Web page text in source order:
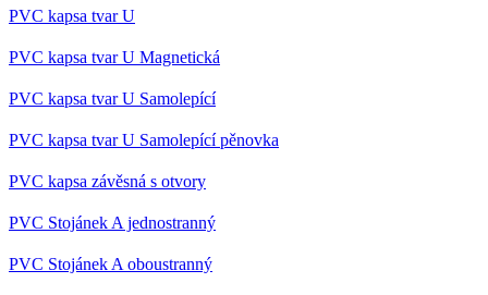
PVC kapsa tvar U
PVC kapsa tvar U Magnetická
PVC kapsa tvar U Samolepící
PVC kapsa tvar U Samolepící pěnovka
PVC kapsa závěsná s otvory
PVC Stojánek A jednostranný
PVC Stojánek A oboustranný